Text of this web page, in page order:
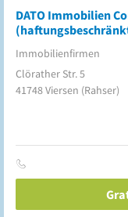
DATO Immobilien
Immobilienfirmen
Clörather Str. 5
41748Viersen (Rahser)